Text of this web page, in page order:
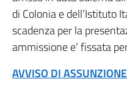
di Colonia e dell’Istituto
scadenza per la
ammissione e‘ fissata
AVVISO DI ASSUNZIONE